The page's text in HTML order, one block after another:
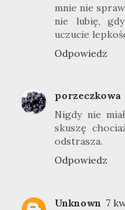
mnie nie
nie lubię,
uczucie
Odpowiedz
porzeczkowa
Nigdy nie
skuszę
odstrasza.
Odpowiedz
Unknown 7